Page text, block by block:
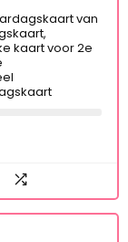
van
kaart voor 2e